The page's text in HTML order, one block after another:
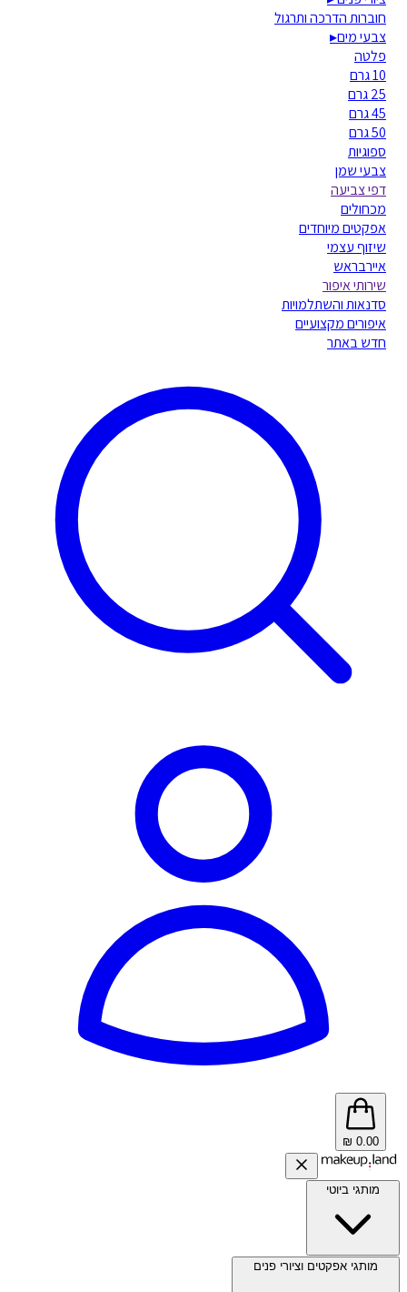
חוברות הדרכה ותרגול
צבעי מים▸
פלטה
10 גרם
25 גרם
45 גרם
50 גרם
ספוגיות
צבעי שמן
דפי צביעה
מכחולים
אפקטים מיוחדים
שיזוף עצמי
איירבראש
שירותי איפור
סדנאות והשתלמויות
איפורים מקצועיים
חדש באתר
0.00
₪
מותגי ביוטי
מותגי אפקטים וציורי פנים